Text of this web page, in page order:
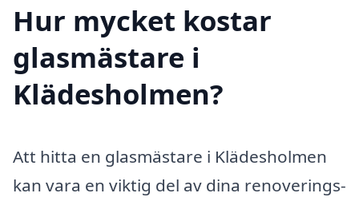
Hur mycket kostar
glasmästare i
Klädesholmen?
Att hitta en glasmästare i Klädesholmen
kan vara en viktig del av dina renoverings-